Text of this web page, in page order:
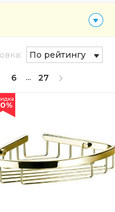
6 ... 27
По рейтингу